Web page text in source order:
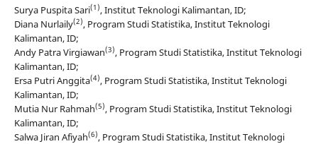
Surya Puspita Sari(1), Institut Teknologi Kalimantan, ID;
Diana Nurlaily(2), Program Studi Statistika, Institut Teknologi
Kalimantan, ID;
Andy Patra Virgiawan(3), Program Studi Statistika, Institut Teknologi
Kalimantan, ID;
Ersa Putri Anggita(4), Program Studi Statistika, Institut Teknologi
Kalimantan, ID;
Mutia Nur Rahmah(5), Program Studi Statistika, Institut Teknologi
Kalimantan, ID;
Salwa Jiran Afiyah(6), Program Studi Statistika, Institut Teknologi